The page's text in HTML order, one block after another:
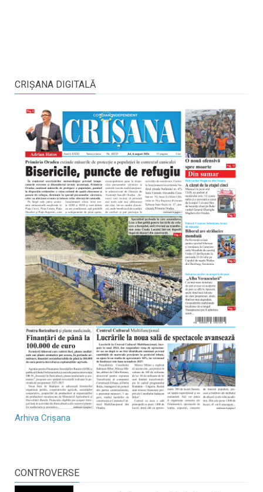
CRIŞANA DIGITALĂ
Arhiva Crișana
CONTROVERSE